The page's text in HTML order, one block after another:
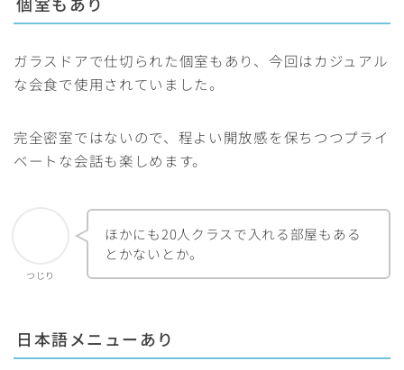
ガラスドアで仕切られた個室もあり、今回はカジュアル
な会食で使用されていました。
完全密室ではないので、程よい開放感を保ちつつプライ
ベートな会話も楽しめます。
つじり
ほかにも20人クラスで入れる部屋もある
とかないとか。
日本語メニューあり